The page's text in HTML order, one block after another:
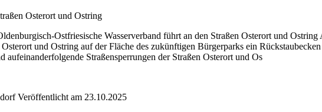
Ostfriesische Wasserverband führt an den Straßen Osterort und
und Ostring auf der Fläche des zukünftigen Bürgerparks ein
aufeinanderfolgende Straßensperrungen der Straßen Osterort und Os
Veröffentlicht am 23.10.2025